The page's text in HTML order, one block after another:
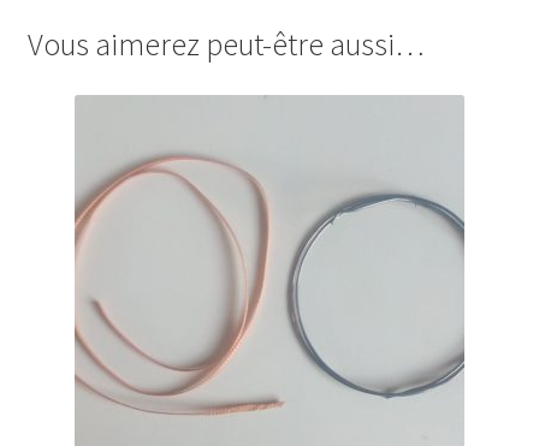
Vous aimerez peut-être aussi…